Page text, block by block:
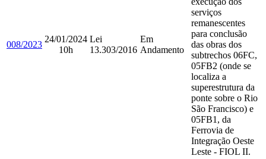
008/2023
24/01/2024
10h
Lei
13.303/2016
Em
Andamento
serviços
remanescentes
para conclusão
das obras dos
subtrechos 06FC,
05FB2 (onde se
localiza a
superestrutura da
ponte sobre o Rio
São Francisco) e
05FB1, da
Ferrovia de
Integração Oeste
Leste - FIOL II.